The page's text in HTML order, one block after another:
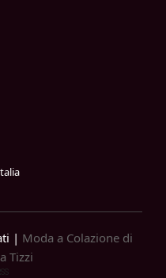
| Moda a Colazione di
Tizzi